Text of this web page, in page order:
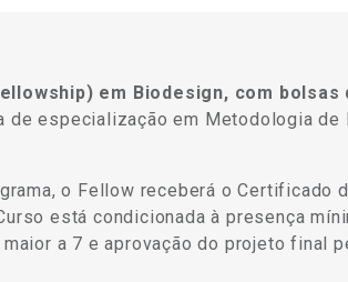
em Biodesign, com
de especialização em Metodologia
o Fellow receberá o Certificado
está condicionada à presença
a 7 e aprovação do projeto final